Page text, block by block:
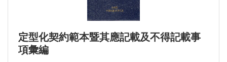
定型化契約範本暨其應記載及不得記載事
項彙編